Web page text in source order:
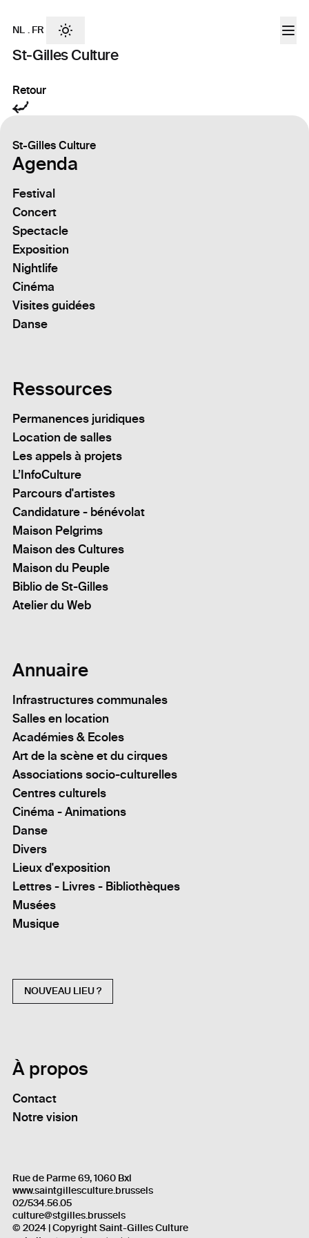
St-Gilles Culture
NL . FR
Retour
St-Gilles Culture
Agenda
Festival
Concert
Spectacle
Exposition
Nightlife
Cinéma
Visites guidées
Danse
Ressources
Permanences juridiques
Location de salles
Les appels à projets
L’InfoCulture
Parcours d'artistes
Candidature - bénévolat
Maison Pelgrims
Maison des Cultures
Maison du Peuple
Biblio de St-Gilles
Atelier du Web
Annuaire
Infrastructures communales
Salles en location
Académies & Ecoles
Art de la scène et du cirques
Associations socio-culturelles
Centres culturels
Cinéma - Animations
Danse
Divers
Lieux d'exposition
Lettres - Livres - Bibliothèques
Musées
Musique
NOUVEAU LIEU ?
À propos
Contact
Notre vision
Rue de Parme 69, 1060 Bxl
www.saintgillesculture.brussels
02/534.56.05
culture@stgilles.brussels
© 2024 | Copyright Saint-Gilles Culture